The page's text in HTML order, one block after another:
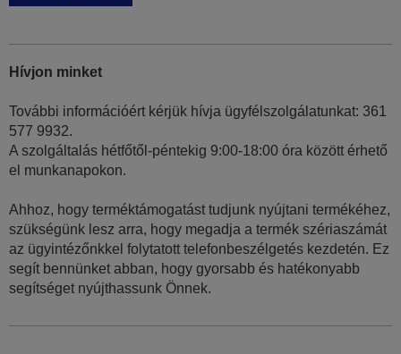
Hívjon minket
További információért kérjük hívja ügyfélszolgálatunkat: 361
577 9932.
A szolgáltalás hétfőtől-péntekig 9:00-18:00 óra között érhető
el munkanapokon.
Ahhoz, hogy terméktámogatást tudjunk nyújtani termékéhez,
szükségünk lesz arra, hogy megadja a termék szériaszámát
az ügyintézőnkkel folytatott telefonbeszélgetés kezdetén. Ez
segít bennünket abban, hogy gyorsabb és hatékonyabb
segítséget nyújthassunk Önnek.